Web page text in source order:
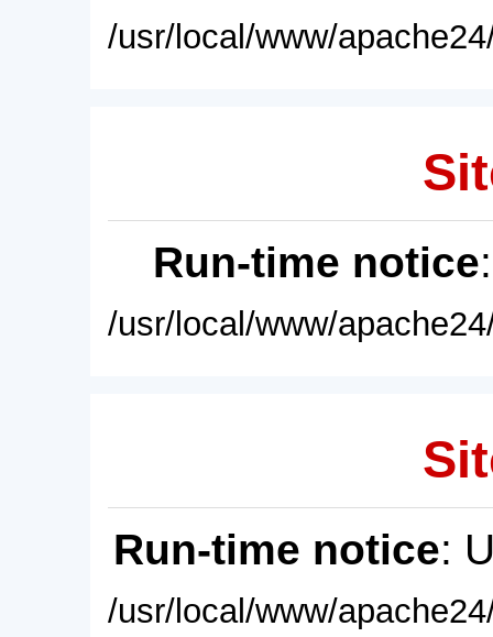
/usr/local/www/
Run-time notice
/usr/local/www/
Run-time notice:
/usr/local/www/